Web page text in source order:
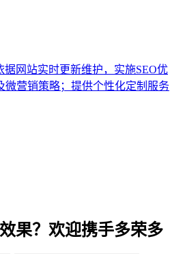
网站实时更新维护，实施SEO优
微营销策略；提供个性化定制服务
果？欢迎携手多荣多